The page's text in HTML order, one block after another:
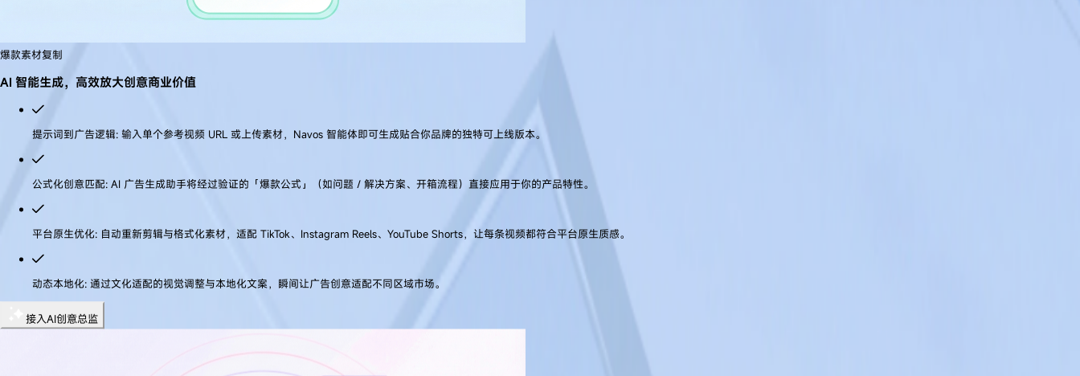
爆款素材复制
AI 智能生成，高效放大创意商业价值
提示词到广告逻辑: 输入单个参考视频 URL 或上传素材，Navos 智能体即可生成贴合你品牌的独特可上线版本。
公式化创意匹配: AI 广告生成助手将经过验证的「爆款公式」（如问题 / 解决方案、开箱流程）直接应用于你的产品特性。
平台原生优化: 自动重新剪辑与格式化素材，适配 TikTok、Instagram Reels、YouTube Shorts，让每条视频都符合平台原生质感。
动态本地化: 通过文化适配的视觉调整与本地化文案，瞬间让广告创意适配不同区域市场。
接入AI创意总监